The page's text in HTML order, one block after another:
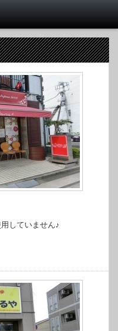
していません♪